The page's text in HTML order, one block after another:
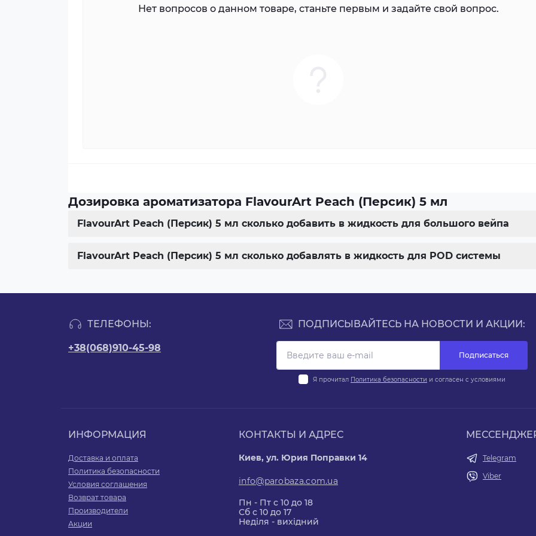
Нет вопросов о данном товаре, станьте первым и задайте свой вопрос.
Дозировка ароматизатора FlavourArt Peach (Персик) 5 мл
FlavourArt Peach (Персик) 5 мл сколько добавить в жидкость для большого вейпа
FlavourArt Peach (Персик) 5 мл сколько добавлять в жидкость для POD системы
ТЕЛЕФОНЫ:
+38(068)910-45-98
ПОДПИСЫВАЙТЕСЬ НА НОВОСТИ И АКЦИИ:
Подписаться
Я прочитал Политика безопасности и согласен с условиями
ИНФОРМАЦИЯ
Доставка и оплата
Политика безопасности
Условия соглашения
Возврат товара
Производители
Акции
КОНТАКТЫ И АДРЕС
Киев, ул. Юрия Поправки 14
info@parobaza.com.ua
Пн - Пт с 10 до 18
Сб с 10 до 17
Неділя - вихідний
Telegram
Viber